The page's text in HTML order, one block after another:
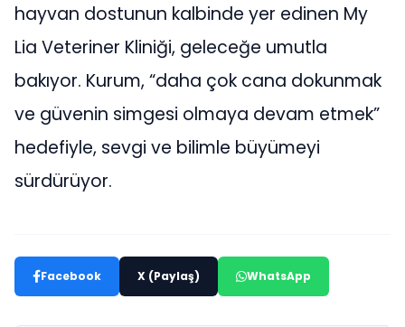
hayvan dostunun kalbinde yer edinen My
Lia Veteriner Kliniği, geleceğe umutla
bakıyor. Kurum, “daha çok cana dokunmak
ve güvenin simgesi olmaya devam etmek”
hedefiyle, sevgi ve bilimle büyümeyi
sürdürüyor.
Facebook X (Paylaş) WhatsApp